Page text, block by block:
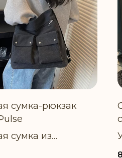
сумка-рюкзак
сумка из
хлопкового